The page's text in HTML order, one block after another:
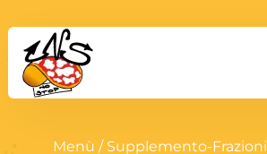
Menù / Supplemento-Frazioni